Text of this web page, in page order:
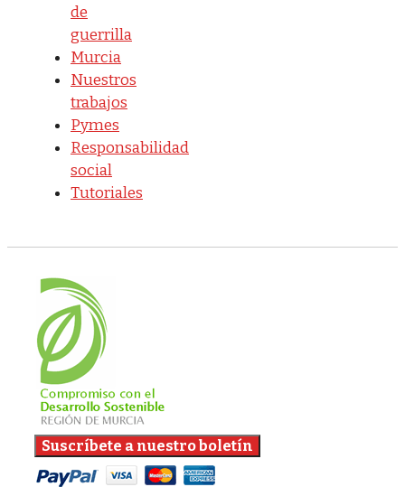
de
guerrilla
Murcia
Nuestros
trabajos
Pymes
Responsabilidad
social
Tutoriales